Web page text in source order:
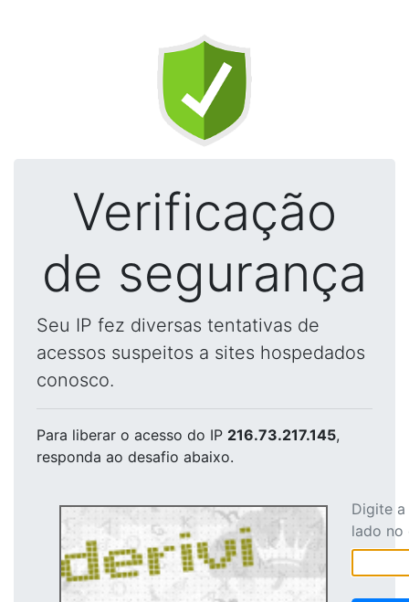
Verificação
de segurança
Seu IP fez diversas tentativas de
acessos suspeitos a sites hospedados
conosco.
Para liberar o acesso do IP 216.73.217.145,
responda ao desafio abaixo.
Digite
lado no